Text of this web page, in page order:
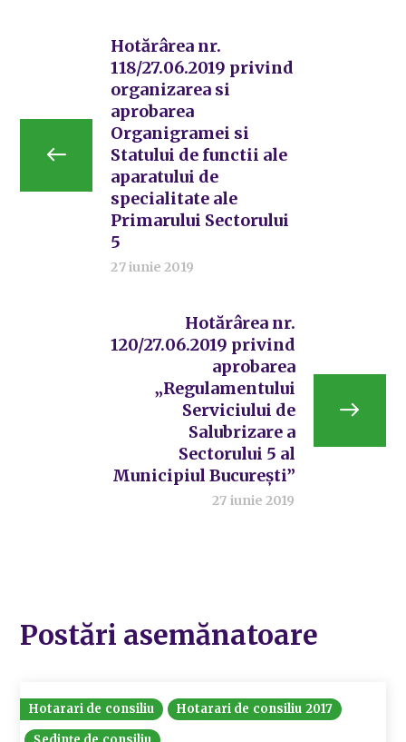
Hotărârea nr.
118/27.06.2019 privind
organizarea si
aprobarea
Organigramei si
Statului de functii ale
aparatului de
specialitate ale
Primarului Sectorului
5
27 iunie 2019
Hotărârea nr.
120/27.06.2019 privind
aprobarea
„Regulamentului
Serviciului de
Salubrizare a
Sectorului 5 al
Municipiul București”
27 iunie 2019
Postări asemănatoare
Hotarari de consiliu
Hotarari de consiliu 2017